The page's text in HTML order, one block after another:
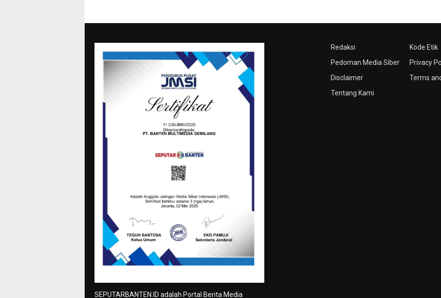
Redaksi
Pedoman Media Siber
Disclaimer
Tentang Kami
Kode Etik
Privacy
Terms
SEPUTARBANTEN.ID adalah Portal Berita Media